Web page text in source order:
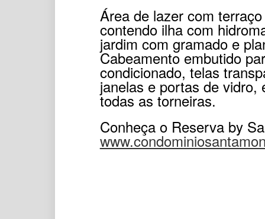
Área de lazer com
contendo ilha com
jardim com gramado e
Cabeamento embutido
condicionado, telas
janelas e portas de vidro,
todas as torneiras.
Conheça o Reserva by